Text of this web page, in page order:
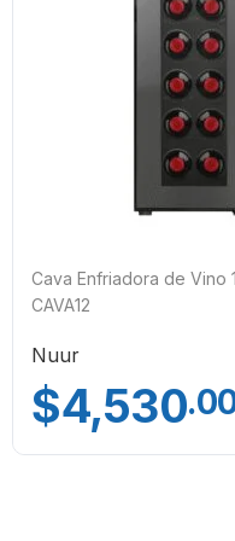
Cava Enfriadora de Vino
CAVA12
Nuur
$4,530